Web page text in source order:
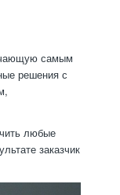
самым
решения с
любые
заказчик